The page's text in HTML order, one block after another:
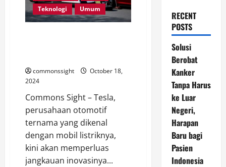
Teknologi
Umum
commonssight
October 18,
2024
Commons Sight – Tesla,
perusahaan otomotif
ternama yang dikenal
dengan mobil listriknya,
kini akan memperluas
jangkauan inovasinya...
RECENT
POSTS
Solusi
Berobat
Kanker
Tanpa Harus
ke Luar
Negeri,
Harapan
Baru bagi
Pasien
Indonesia